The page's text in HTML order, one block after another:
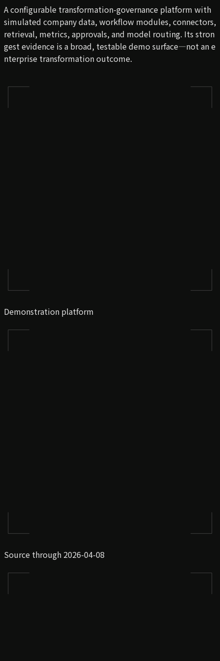
A configurable transformation-governance platform with
simulated company data, workflow modules, connectors,
retrieval, metrics, approvals, and model routing. Its stron
gest evidence is a broad, testable demo surface—not an e
nterprise transformation outcome.
Demonstration platform
Source through 2026-04-08